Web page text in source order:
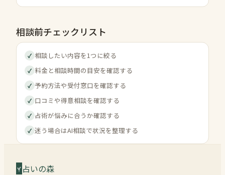
相談前チェックリスト
✓ 相談したい内容を1つに絞る
✓ 料金と相談時間の目安を確認する
✓ 予約方法や受付窓口を確認する
✓ 口コミや得意相談を確認する
✓ 占術が悩みに合うか確認する
✓ 迷う場合はAI相談で状況を整理する
占いの森